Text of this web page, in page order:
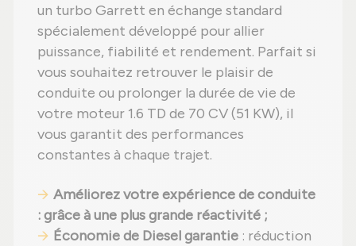
un turbo Garrett en échange standard
spécialement développé pour allier
puissance, fiabilité et rendement. Parfait si
vous souhaitez retrouver le plaisir de
conduite ou prolonger la durée de vie de
votre moteur 1.6 TD de 70 CV (51 KW), il
vous garantit des performances
constantes à chaque trajet.
Améliorez votre expérience de conduite
: grâce à une plus grande réactivité ;
Économie de Diesel garantie : réduction